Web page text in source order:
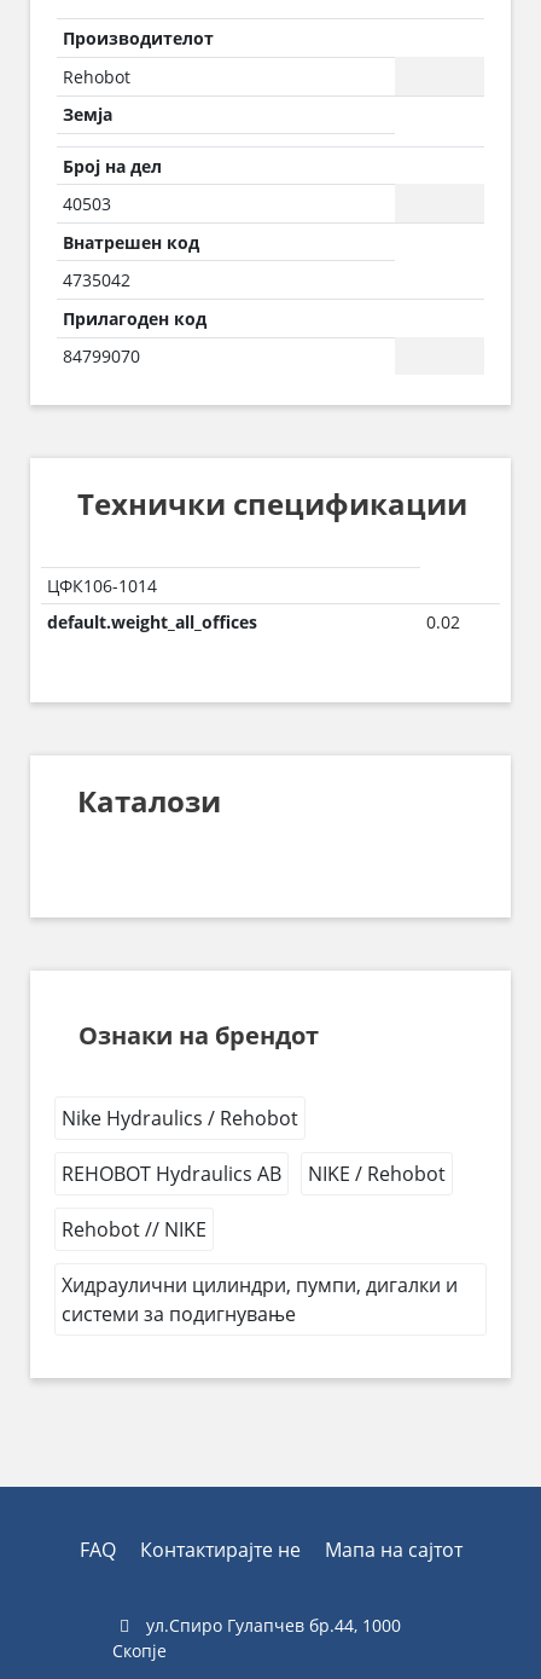
Производителот
Rehobot
Земја
Број на дел
40503
Внатрешен код
4735042
Прилагоден код
84799070
Технички спецификации
ЦФК106-1014
default.weight_all_offices
0.02
Каталози
Ознаки на брендот
Nike Hydraulics / Rehobot
REHOBOT Hydraulics AB NIKE / Rehobot
Rehobot // NIKE
Хидраулични цилиндри, пумпи, дигалки и
системи за подигнување
FAQ Контактирајте не Мапа на сајтот
ул.Спиро Гулапчев бр.44, 1000
Скопје